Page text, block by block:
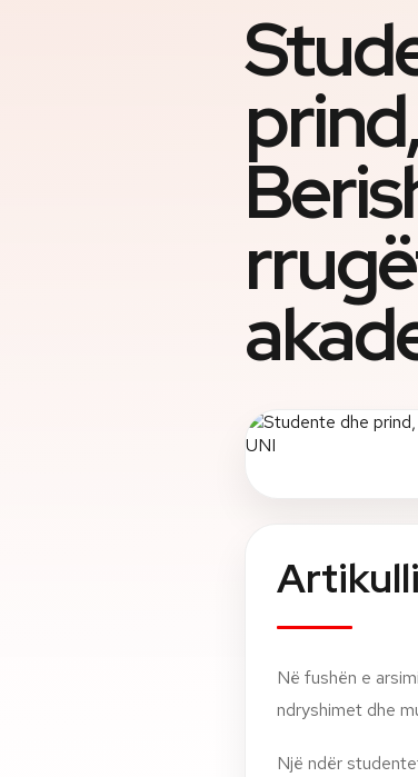
Artikulli
Në fushën e
ndryshimet dhe
Një ndër